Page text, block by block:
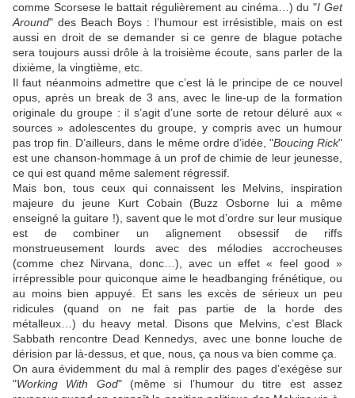
comme Scorsesele battait régulièrement au cinéma…) du "I Get
Around" des Beach Boys : l’humour est irrésistible, mais on est
aussi en droit de se demander si ce genre de blague potache
sera toujours aussi drôle à la troisième écoute, sans parler de la
dixième, la vingtième, etc.
Il faut néanmoins admettre que c’est là le principe de ce nouvel
opus, après un break de 3 ans, avec le line-up de la formation
originale du groupe : il s’agit d’une sorte de retour déluré aux «
sources » adolescentes du groupe, y compris avec un humour
pas trop fin. D’ailleurs, dans le même ordre d’idée, "Boucing Rick"
est une chanson-hommage à un prof de chimie de leur jeunesse,
ce qui est quand même salement régressif.
Mais bon, tous ceux qui connaissent les Melvins , inspiration
majeure du jeune Kurt Cobain (Buzz Osborne lui a même
enseigné la guitare !), savent que le mot d’ordre sur leur musique
est de combiner un alignement obsessif de riffs
monstrueusement lourds avec des mélodies accrocheuses
(comme chez Nirvana , donc…), avec un effet « feel good »
irrépressible pour quiconque aime le headbanging frénétique, ou
au moins bien appuyé. Et sans les excès de sérieux un peu
ridicules (quand on ne fait pas partie de la horde des
métalleux…) du heavy metal. Disons que Melvins, c’est Black
Sabbath rencontre Dead Kennedys , avec une bonne louche de
dérision par là-dessus, et que, nous, ça nous va bien comme ça.
On aura évidemment du mal à remplir des pages d’exégèse sur
"Working With God" (même si l’humour du titre est assez